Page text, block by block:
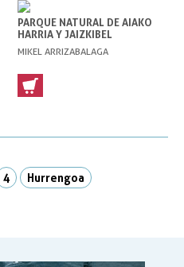
PARQUE NATURAL DE AIAKO
HARRIA Y JAIZKIBEL
MIKEL ARRIZABALAGA
4 Hurrengoa